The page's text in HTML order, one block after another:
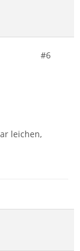
#6
leichen,